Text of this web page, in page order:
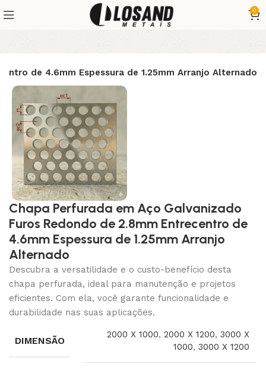
0
de 4.6mm Espessura de 1.25mm Arranjo Alternado
Chapa Perfurada em Aço Galvanizado
Furos Redondo de 2.8mm Entrecentro de
4.6mm Espessura de 1.25mm Arranjo
Alternado
Descubra a versatilidade e o custo-benefício desta
chapa perfurada, ideal para manutenção e projetos
eficientes. Com ela, você garante funcionalidade e
durabilidade nas suas aplicações.
DIMENSÃO
2000 X 1000,2000 X 1200,3000 X
1000,3000 X 1200